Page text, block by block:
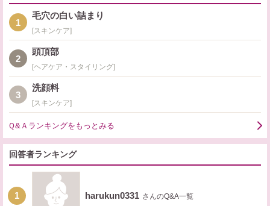
https://www.cosme.net/beautist/article/2323380 ◆ "CLIOの社員
が使ってみた！今年の夏人気間違いなしのラブリーサマーグ
リッタールック！"
等ございましたらいつでもお問い合わせくださいませ！
1
毛穴の白い詰まり
スキンケア
2
頭頂部
ヘアケア・スタイリング
3
洗顔料
スキンケア
Ｑ&Ａランキングをもっとみる
回答者ランキング
1 harukun0331 さんのQ&A一覧